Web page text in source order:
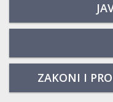
ZAKONI I